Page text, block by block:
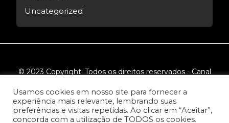
Uncategorized
© 2023 Copyright: Todos os direitos reservados - Canal
Usamos cookies em nosso site para fornecer a
experiência mais relevante, lembrando suas
preferências e visitas repetidas. Ao clicar em “Aceitar”,
concorda com a utilização de TODOS os cookies.